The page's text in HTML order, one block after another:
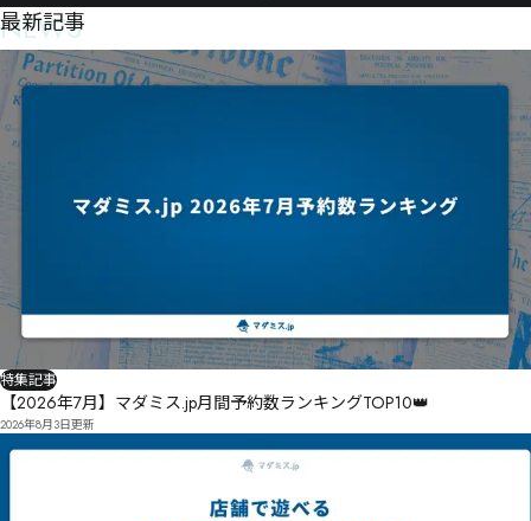
NEWS
最新記事
特集記事
【2026年7月】マダミス.jp月間予約数ランキングTOP10👑
2026年8月3日更新